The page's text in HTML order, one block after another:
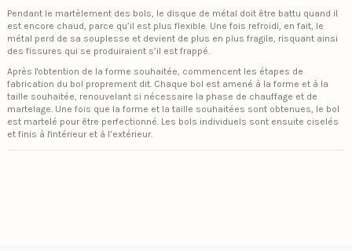
Pendant le martèlement des bols, le disque de métal doit être battu quand il
est encore chaud, parce qu’il est plus flexible. Une fois refroidi, en fait, le
métal perd de sa souplesse et devient de plus en plus fragile, risquant ainsi
des fissures qui se produiraient s’il est frappé.
Après l'obtention de la forme souhaitée, commencent les étapes de
fabrication du bol proprement dit. Chaque bol est amené à la forme et à la
taille souhaitée, renouvelant si nécessaire la phase de chauffage et de
martelage. Une fois que la forme et la taille souhaitées sont obtenues, le bol
est martelé pour être perfectionné. Les bols individuels sont ensuite ciselés
et finis à l'intérieur et à l’extérieur.